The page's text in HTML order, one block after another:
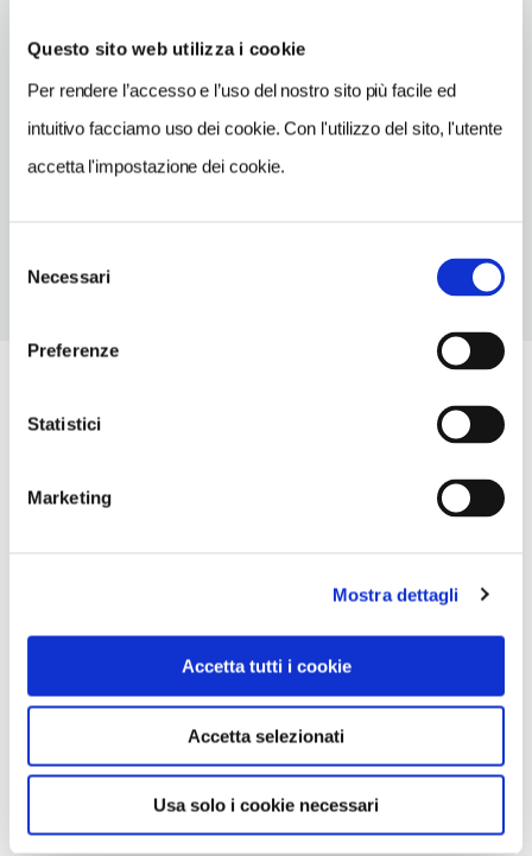
Questo sito web utilizza i cookie
Per rendere l’accesso e l’uso del nostro sito più facile ed
intuitivo facciamo uso dei cookie. Con l'utilizzo del sito, l'utente
accetta l'impostazione dei cookie.
delNecessari
Preferenze
Statistici
Marketing
Mostra dettagli
Accetta tutti i cookie
Accetta selezionati
Usa solo i cookie necessari
1404540
NUMERO CAMERE
53
METRO